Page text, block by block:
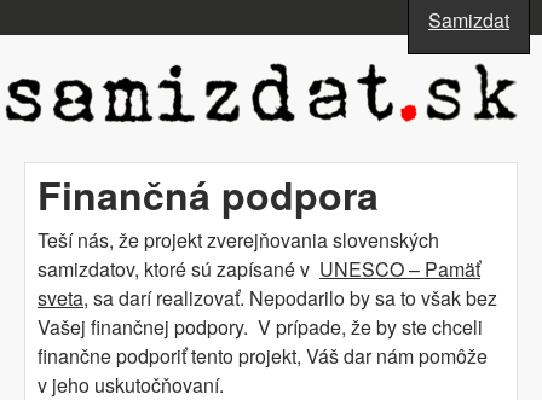
Samizdat
www.samizdat.sk
Finančná podpora
Teší nás, že projekt zverejňovania slovenských
samizdatov, ktoré sú zapísané v UNESCO – Pamäť
sveta, sa darí realizovať. Nepodarilo by sa to však bez
Vašej finančnej podpory. V prípade, že by ste chceli
finančne podporiť tento projekt, Váš dar nám pomôže
v jeho uskutočňovaní.